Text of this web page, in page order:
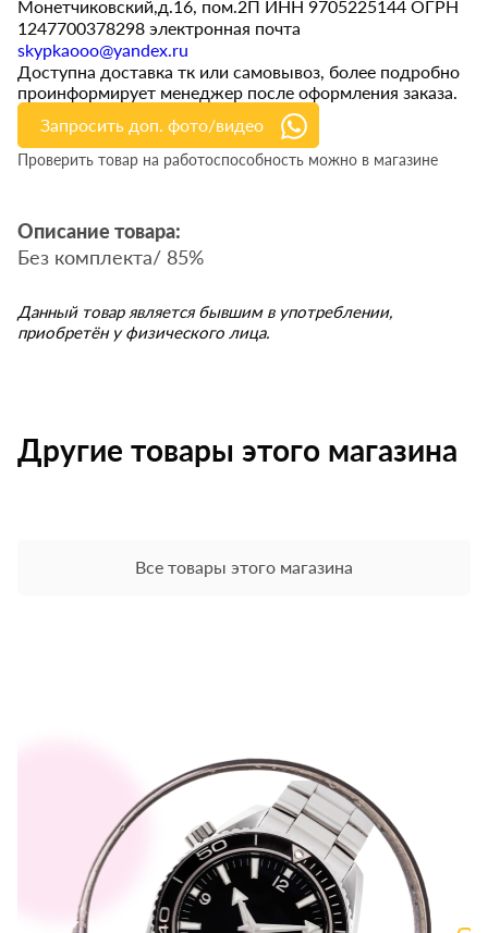
Монетчиковский,д.16, пом.2П ИНН 9705225144 ОГРН
1247700378298 электронная почта
skypkaooo@yandex.ru
Доступна доставка тк или самовывоз, более подробно
проинформирует менеджер после оформления заказа.
Запросить доп. фото/видео
Проверить товар на работоспособность можно в магазине
Описание товара:
Без комплекта/ 85%
Данный товар является бывшим в употреблении,
приобретён у физического лица.
Другие товары этого магазина
Все товары этого магазина